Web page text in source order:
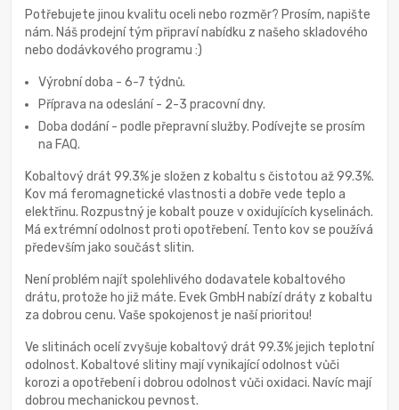
Potřebujete jinou kvalitu oceli nebo rozměr? Prosím, napište
nám. Náš prodejní tým připraví nabídku z našeho skladového
nebo dodávkového programu :)
Výrobní doba - 6-7 týdnů.
Příprava na odeslání - 2-3 pracovní dny.
Doba dodání - podle přepravní služby. Podívejte se prosím
na FAQ.
Kobaltový drát 99.3% je složen z kobaltu s čistotou až 99.3%.
Kov má feromagnetické vlastnosti a dobře vede teplo a
elektřinu. Rozpustný je kobalt pouze v oxidujících kyselinách.
Má extrémní odolnost proti opotřebení. Tento kov se používá
především jako součást slitin.
Není problém najít spolehlivého dodavatele kobaltového
drátu, protože ho již máte. Evek GmbH nabízí dráty z kobaltu
za dobrou cenu. Vaše spokojenost je naší prioritou!
Ve slitinách ocelí zvyšuje kobaltový drát 99.3% jejich teplotní
odolnost. Kobaltové slitiny mají vynikající odolnost vůči
korozi a opotřebení i dobrou odolnost vůči oxidaci. Navíc mají
dobrou mechanickou pevnost.